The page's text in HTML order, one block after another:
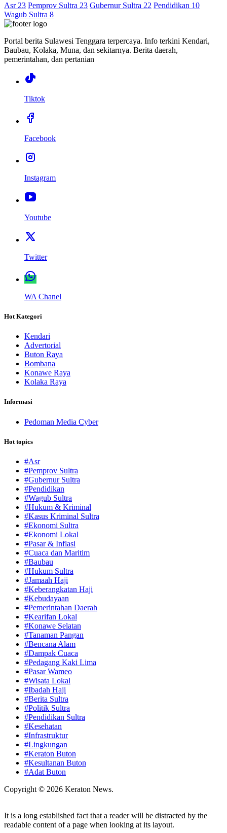
Asr 23 Pemprov Sultra 23 Gubernur Sultra 22 Pendidikan 10
Wagub Sultra 8
Portal berita Sulawesi Tenggara terpercaya. Info terkini Kendari,
Baubau, Kolaka, Muna, dan sekitarnya. Berita daerah,
pemerintahan, dan pertanian
Tiktok
Facebook
Instagram
Youtube
Twitter
WA Chanel
Hot Kategori
Kendari
Advertorial
Buton Raya
Bombana
Konawe Raya
Kolaka Raya
Informasi
Pedoman Media Cyber
Hot topics
#Asr
#Pemprov Sultra
#Gubernur Sultra
#Pendidikan
#Wagub Sultra
#Hukum & Kriminal
#Kasus Kriminal Sultra
#Ekonomi Sultra
#Ekonomi Lokal
#Pasar & Inflasi
#Cuaca dan Maritim
#Baubau
#Hukum Sultra
#Jamaah Haji
#Keberangkatan Haji
#Kebudayaan
#Pemerintahan Daerah
#Kearifan Lokal
#Konawe Selatan
#Tanaman Pangan
#Bencana Alam
#Dampak Cuaca
#Pedagang Kaki Lima
#Pasar Wameo
#Wisata Lokal
#Ibadah Haji
#Berita Sultra
#Politik Sultra
#Pendidikan Sultra
#Kesehatan
#Infrastruktur
#Lingkungan
#Keraton Buton
#Kesultanan Buton
#Adat Buton
Copyright © 2026 Keraton News.
It is a long established fact that a reader will be distracted by the
readable content of a page when looking at its layout.